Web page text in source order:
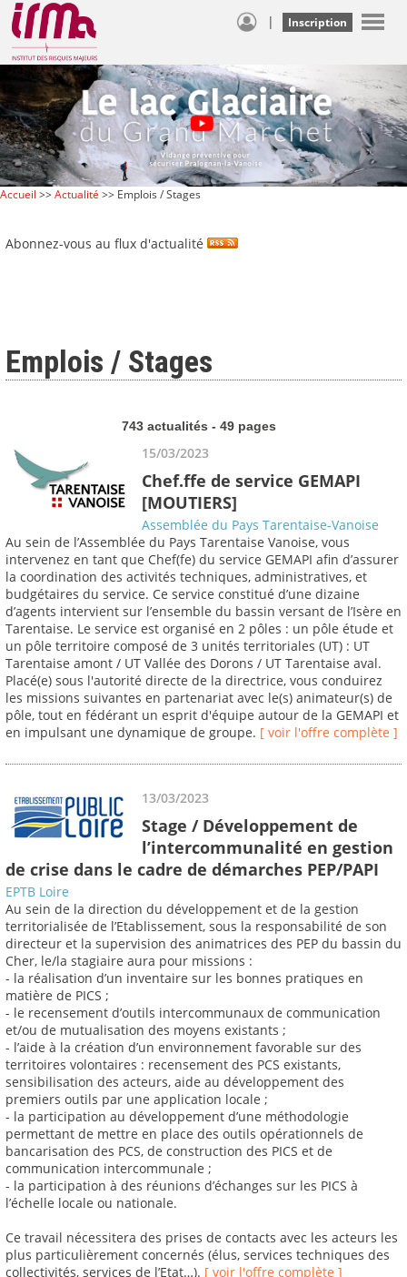
| Inscription
Accueil >>Actualité >> Emplois / Stages
Abonnez-vous au flux d'actualité
Emplois / Stages
743 actualités - 49 pages
15/03/2023
Chef.ffe de service GEMAPI
[MOUTIERS]
Assemblée du Pays Tarentaise-Vanoise
Au sein de l’Assemblée du Pays Tarentaise Vanoise, vous
intervenez en tant que Chef(fe) du service GEMAPI afin d’assurer
la coordination des activités techniques, administratives, et
budgétaires du service. Ce service constitué d’une dizaine
d’agents intervient sur l’ensemble du bassin versant de l’Isère en
Tarentaise. Le service est organisé en 2 pôles : un pôle étude et
un pôle territoire composé de 3 unités territoriales (UT) : UT
Tarentaise amont / UT Vallée des Dorons / UT Tarentaise aval.
Placé(e) sous l'autorité directe de la directrice, vous conduirez
les missions suivantes en partenariat avec le(s) animateur(s) de
pôle, tout en fédérant un esprit d'équipe autour de la GEMAPI et
en impulsant une dynamique de groupe. [ voir l'offre complète ]
13/03/2023
Stage / Développement de
l’intercommunalité en gestion
de crise dans le cadre de démarches PEP/PAPI
EPTB Loire
Au sein de la direction du développement et de la gestion
territorialisée de l’Etablissement, sous la responsabilité de son
directeur et la supervision des animatrices des PEP du bassin du
Cher, le/la stagiaire aura pour missions :
- la réalisation d’un inventaire sur les bonnes pratiques en
matière de PICS ;
- le recensement d’outils intercommunaux de communication
et/ou de mutualisation des moyens existants ;
- l’aide à la création d’un environnement favorable sur des
territoires volontaires : recensement des PCS existants,
sensibilisation des acteurs, aide au développement des
premiers outils par une application locale ;
- la participation au développement d’une méthodologie
permettant de mettre en place des outils opérationnels de
bancarisation des PCS, de construction des PICS et de
communication intercommunale ;
- la participation à des réunions d’échanges sur les PICS à
l’échelle locale ou nationale.
Ce travail nécessitera des prises de contacts avec les acteurs les
plus particulièrement concernés (élus, services techniques des
collectivités, services de l’Etat…). [ voir l'offre complète ]